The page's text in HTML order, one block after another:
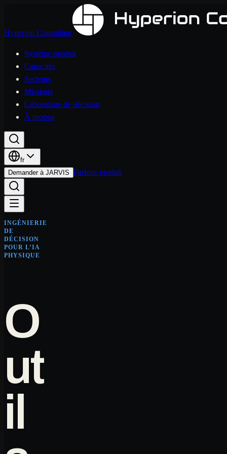
Hyperion Consulting
Système produit
Capacités
Secteurs
Missions
Laboratoire de décision
À propos
fr
Demander à JARVIS Parlons produit
INGÉNIERIE
DE
DÉCISION
POUR L’IA
PHYSIQUE
O
ut
il